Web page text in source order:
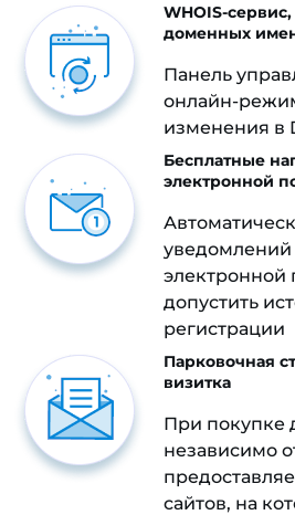
WHOIS-
доменных
Панель
онлайн-
изменения в
Бесплатные
электронной
уведомлений
электронной
допустить
регистрации
Парковочная
визитка
При покупке
независимо
сайтов, на